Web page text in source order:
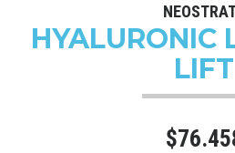
HYALURONIC
LIFT